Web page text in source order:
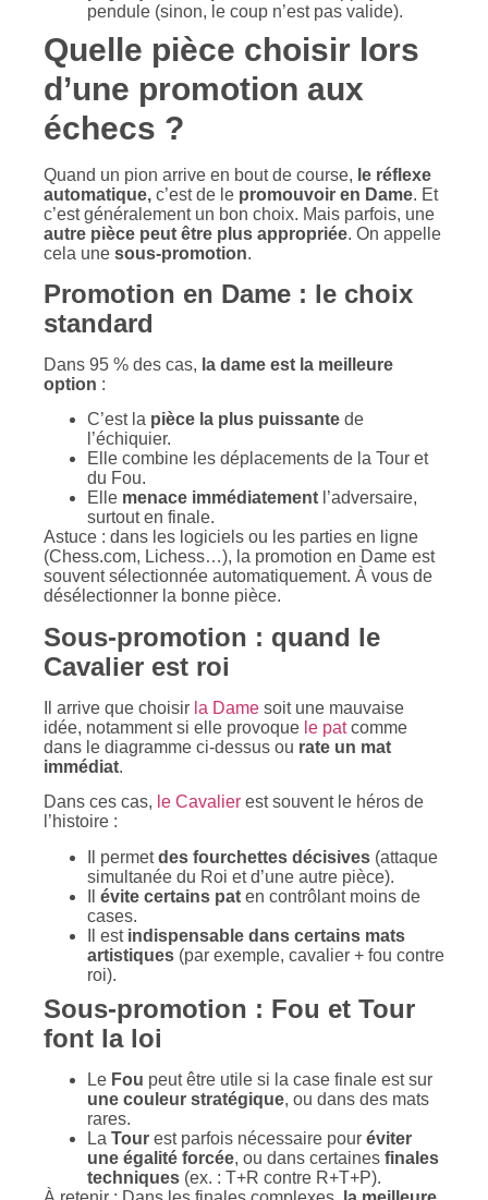
pendule (sinon, le coup n’est pas valide).
Quelle pièce choisir lors
d’une promotion aux
échecs ?
Quand un pion arrive en bout de course, le réflexe
automatique, c’est de le promouvoir en Dame. Et
c’est généralement un bon choix. Mais parfois, une
autre pièce peut être plus appropriée. On appelle
cela une sous-promotion.
Promotion en Dame : le choix
standard
Dans 95 % des cas, la dame est la meilleure
option :
C’est la pièce la plus puissante de
l’échiquier.
Elle combine les déplacements de la Tour et
du Fou.
Elle menace immédiatement l’adversaire,
surtout en finale.
Astuce : dans les logiciels ou les parties en ligne
(Chess.com, Lichess…), la promotion en Dame est
souvent sélectionnée automatiquement. À vous de
désélectionner la bonne pièce.
Sous-promotion : quand le
Cavalier est roi
Il arrive que choisir la Dame soit une mauvaise
idée, notamment si elle provoque le patcomme
dans le diagramme ci-dessus ou rate un mat
immédiat.
Dans ces cas, le Cavalier est souvent le héros de
l’histoire :
Il permetdes fourchettes décisives (attaque
simultanée du Roi et d’une autre pièce).
évite certains pat en contrôlant moins de
cases.
Il est indispensable dans certains mats
artistiques (par exemple, cavalier + fou contre
roi).
Sous-promotion : Fou et Tour
font la loi
Le Fou peut être utile si la case finale est sur
une couleur stratégique, ou dans des mats
rares.
La Tour est parfois nécessaire pour éviter
une égalité forcée, ou dans certaines finales
techniques (ex. : T+R contre R+T+P).